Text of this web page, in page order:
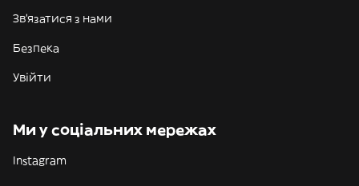
Зв'язатися з нами
Безпека
Увійти
Ми у соціальних мережах
Instagram